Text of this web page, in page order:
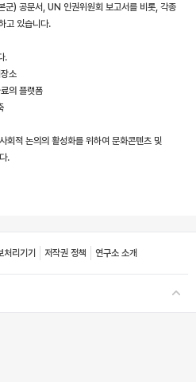
) 공문서, UN 인권위원회 보고서를 비롯, 각종
고 있습니다.
.
소
의 플랫폼
회적 논의의 활성화를 위하여 문화콘텐츠 및
.
처리기기 저작권 정책 연구소 소개